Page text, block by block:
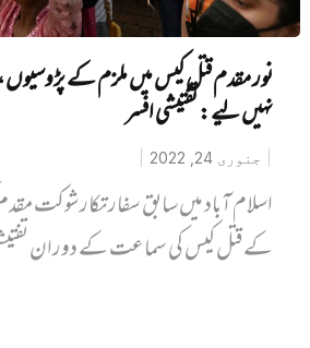
نور مقدم قتل کیس میں ملزم کے
نہیں لیے: تفتیشی افسر
جنوری 24, 2022
اسلام آباد میں سابق سفارتکار شوکت
کے قتل کیس کی سماعت کے دوران